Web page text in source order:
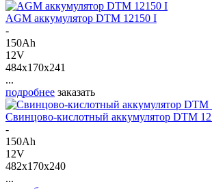
AGM аккумулятор DTM 12150 I
-
150Ah
12V
484x170x241
...
подробнее заказать
Свинцово-кислотный аккумулятор DTM
-
150Ah
12V
482x170x240
...